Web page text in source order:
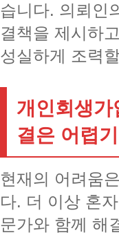
습니다. 의뢰인
결책을 제시하
성실하게 조력
개인회생가
결은 어렵기
현재의 어려움
다. 더 이상 혼
문가와 함께 해